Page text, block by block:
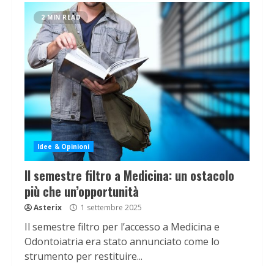
2 MIN READ
Idee & Opinioni
Il semestre filtro a Medicina: un ostacolo
più che un’opportunità
Asterix 1 settembre 2025
Il semestre filtro per l’accesso a Medicina e
Odontoiatria era stato annunciato come lo
strumento per restituire...